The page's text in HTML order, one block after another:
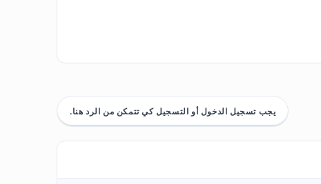
يجب تسجيل الدخول أو التسجيل كي تتمكن من الرد هنا.